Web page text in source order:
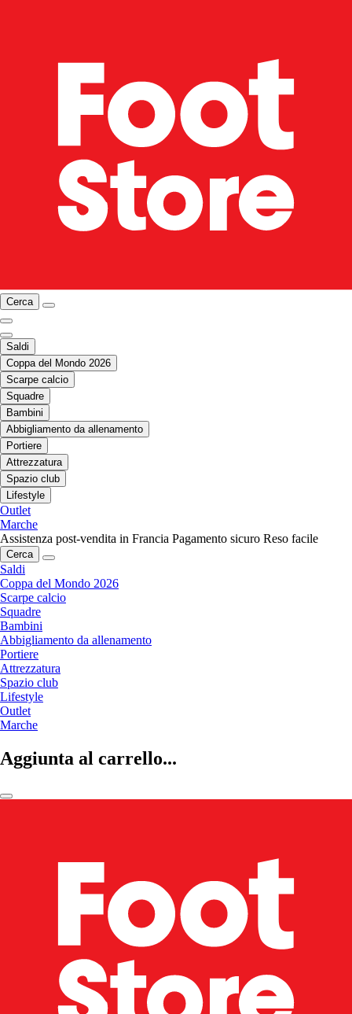
Cerca
Saldi
Coppa del Mondo 2026
Scarpe calcio
Squadre
Bambini
Abbigliamento da allenamento
Portiere
Attrezzatura
Spazio club
Lifestyle
Outlet
Marche
Assistenza post-vendita in Francia Pagamento sicuro Reso facile
Cerca
Saldi
Coppa del Mondo 2026
Scarpe calcio
Squadre
Bambini
Abbigliamento da allenamento
Portiere
Attrezzatura
Spazio club
Lifestyle
Outlet
Marche
Aggiunta al carrello...